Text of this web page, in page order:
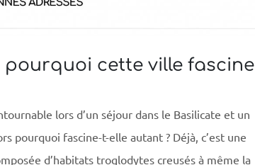
cette ville fascine
lors d’un séjour dans le Basilicate et un
pourquoi fascine-t-elle autant ? Déjà, c’est une
d’habitats troglodytes creusés à même la